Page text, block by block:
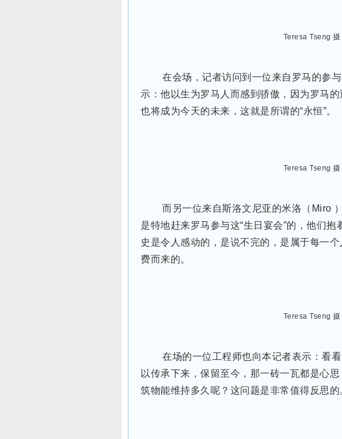
Teresa Tseng 摄
在会场，记者访问到一位来自罗马的参
示：他以生为罗马人而感到骄傲，因为罗马
也将成为今天的未来，这就是所谓的“永恒”。
Teresa Tseng 摄
而另一位来自斯洛文尼亚的米洛（Miro
是特地赶来罗马参与这“生日宴会”的，他们
史是令人感动的，是说不完的，是属于每一
费而来的。
Teresa Tseng 摄
在场的一位工程师也向本记者表示：看
以传承下来，保留至今，那一砖一瓦都是心
筑物能维持多久呢？这问题是非常值得反思的